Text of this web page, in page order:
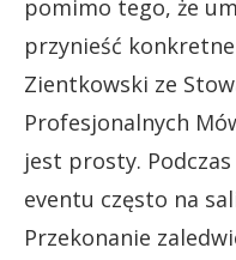
pomimo tego, że
przynieść
Zientkowski ze
Profesjonalnych
jest prosty.
eventu często na
Przekonanie